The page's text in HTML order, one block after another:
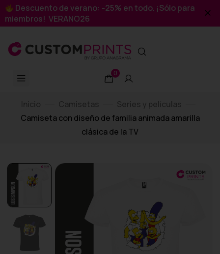
Descuento de verano: -25% en todo. ¡Sólo para
miembros! VERANO26
0
Inicio Camisetas
Series y películas
Camiseta con diseño de familia animada amarilla
clásica de la TV